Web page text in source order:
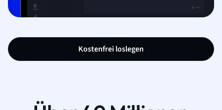
Kostenfrei loslegen